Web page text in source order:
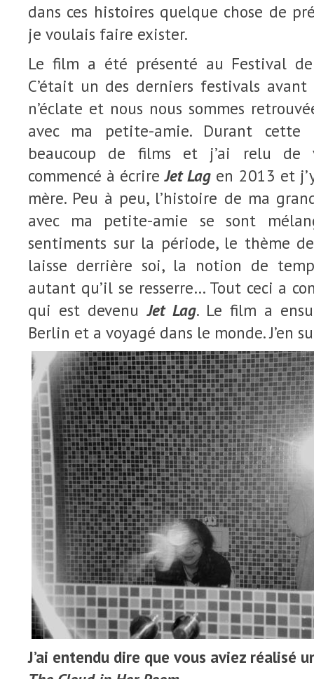
dans ces histoires quelque chose de
je voulais faire exister.
Le film a été présenté au Festival
C’était un des derniers festivals
n’éclate et nous nous sommes
avec ma petite-amie. Durant cette
beaucoup de films et j’ai relu de
commencé à écrireJet Lag en 2013 et
mère. Peu à peu, l’histoire de ma
avec ma petite-amie se sont
sentiments sur la période, le thème
laisse derrière soi, la notion de
autant qu’il se resserre… Tout ceci a
qui est devenuJet Lag. Le film a
Berlin et a voyagé dans le monde. J’en
J’ai entendu dire que vous aviez réalisé